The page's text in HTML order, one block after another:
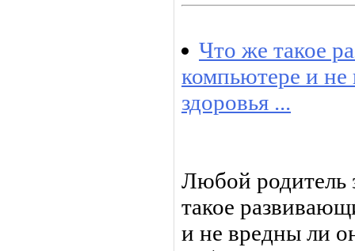
Что же такое
компьютере и
здоровья ...
Любой родитель
такое
и не вредны ли